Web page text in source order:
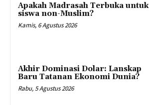
Apakah Madrasah Terbuka untuk
siswa non-Muslim?
Kamis, 6 Agustus 2026
Akhir Dominasi Dolar: Lanskap
Baru Tatanan Ekonomi Dunia?
Rabu, 5 Agustus 2026